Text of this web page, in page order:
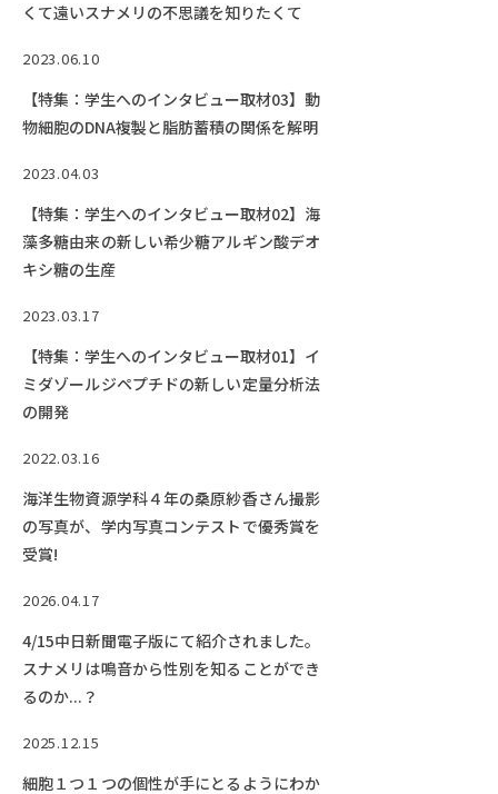
くて遠いスナメリの不思議を知りたくて
2023.06.10
【特集：学生へのインタビュー取材03】動
物細胞のDNA複製と脂肪蓄積の関係を解明
2023.04.03
【特集：学生へのインタビュー取材02】海
藻多糖由来の新しい希少糖アルギン酸デオ
キシ糖の生産
2023.03.17
【特集：学生へのインタビュー取材01】イ
ミダゾールジペプチドの新しい定量分析法
の開発
2022.03.16
海洋生物資源学科４年の桑原紗香さん撮影
の写真が、学内写真コンテストで優秀賞を
受賞!
2026.04.17
4/15中日新聞電子版にて紹介されました。
スナメリは鳴音から性別を知ることができ
るのか...？
2025.12.15
細胞１つ１つの個性が手にとるようにわか